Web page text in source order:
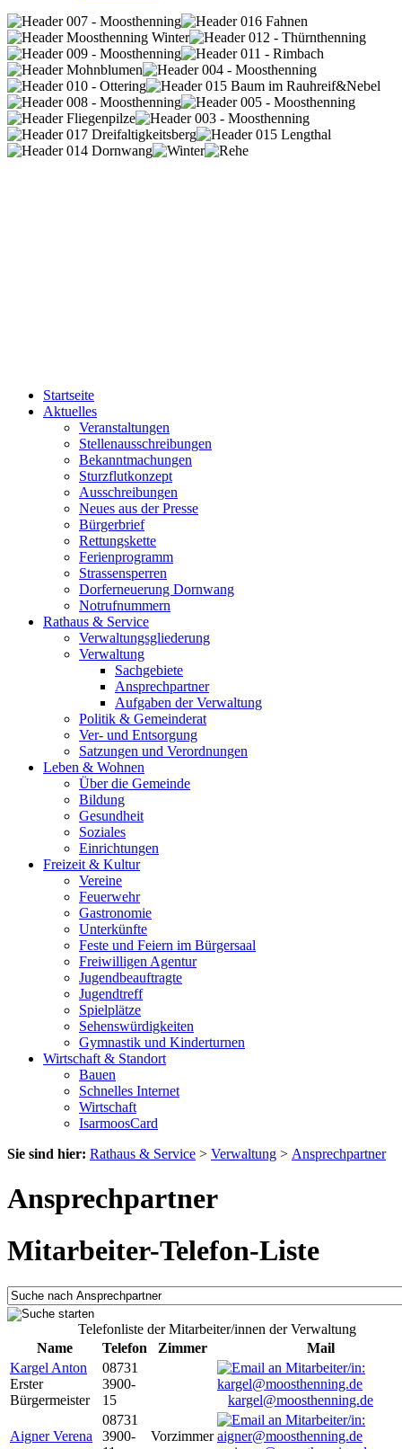
Startseite
Aktuelles
Veranstaltungen
Stellenausschreibungen
Bekanntmachungen
Sturzflutkonzept
Ausschreibungen
Neues aus der Presse
Bürgerbrief
Rettungskette
Ferienprogramm
Strassensperren
Dorferneuerung Dornwang
Notrufnummern
Rathaus & Service
Verwaltungsgliederung
Verwaltung
Sachgebiete
Ansprechpartner
Aufgaben der Verwaltung
Politik & Gemeinderat
Ver- und Entsorgung
Satzungen und Verordnungen
Leben & Wohnen
Über die Gemeinde
Bildung
Gesundheit
Soziales
Einrichtungen
Freizeit & Kultur
Vereine
Feuerwehr
Gastronomie
Unterkünfte
Feste und Feiern im Bürgersaal
Freiwilligen Agentur
Jugendbeauftragte
Jugendtreff
Spielplätze
Sehenswürdigkeiten
Gymnastik und Kinderturnen
Wirtschaft & Standort
Bauen
Schnelles Internet
Wirtschaft
IsarmoosCard
Sie sind hier: Rathaus & Service > Verwaltung > Ansprechpartner
Ansprechpartner
Mitarbeiter-Telefon-Liste
Telefonliste der Mitarbeiter/innen der Verwaltung
Name
Telefon Zimmer
Mail
Kargel Anton
Erster
Bürgermeister
08731
3900-
15
kargel@moosthenning.de
Aigner Verena
08731
3900-
Vorzimmer